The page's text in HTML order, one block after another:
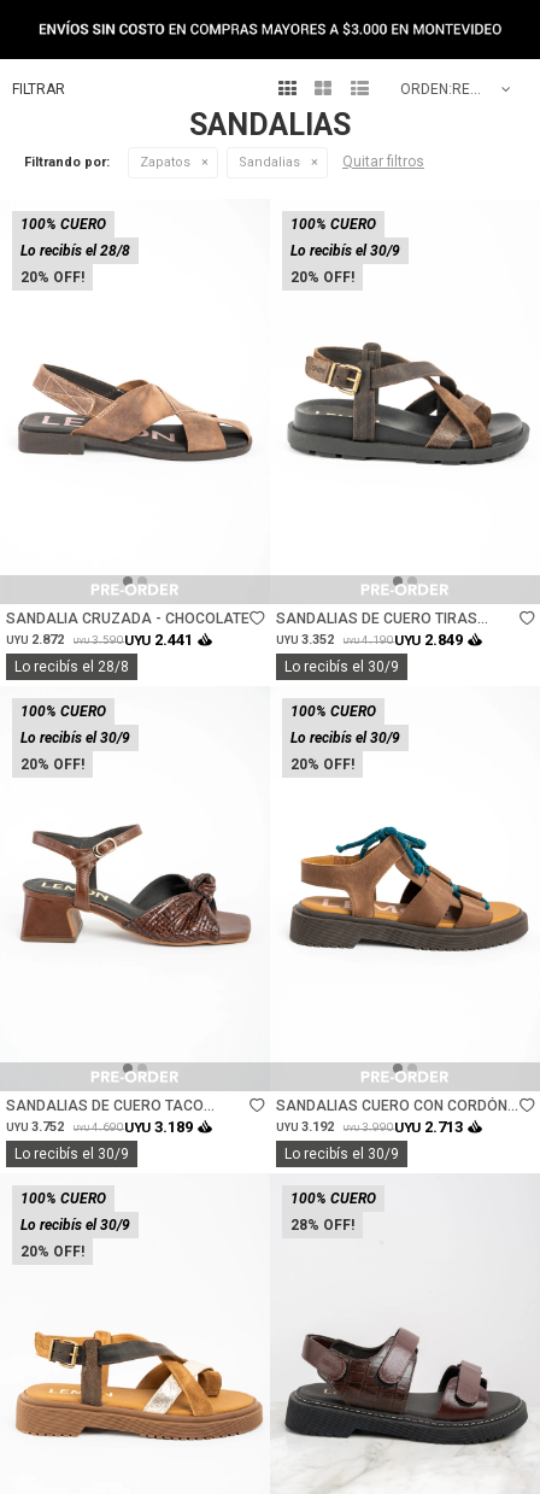
SANDALIAS
   RECOMENDADOS
Filtrando por: Zapatos Sandalias Quitar filtros
20
100% CUERO
Lo recibís el 28/8
Talle
SANDALIA CRUZADA - CHOCOLATE
UYU 2.872 UYU 3.590UYU 2.441
Lo recibís el 28/8
20
100% CUERO
Lo recibís el 30/9
Talle
SANDALIAS DE CUERO TIRAS
CRUZADAS - CHOCOLATE
UYU 3.352 UYU 4.190UYU 2.849
Lo recibís el 30/9
20
100% CUERO
Lo recibís el 30/9
Talle
SANDALIAS DE CUERO TACO
CUADRADO - CHOCOLATE
UYU 3.752 UYU 4.690UYU 3.189
Lo recibís el 30/9
20
100% CUERO
Lo recibís el 30/9
Talle
SANDALIAS CUERO CON CORDÓN -
CHOCOLATE
UYU 3.192 UYU 3.990UYU 2.713
Lo recibís el 30/9
20
100% CUERO
Lo recibís el 30/9
28
100% CUERO